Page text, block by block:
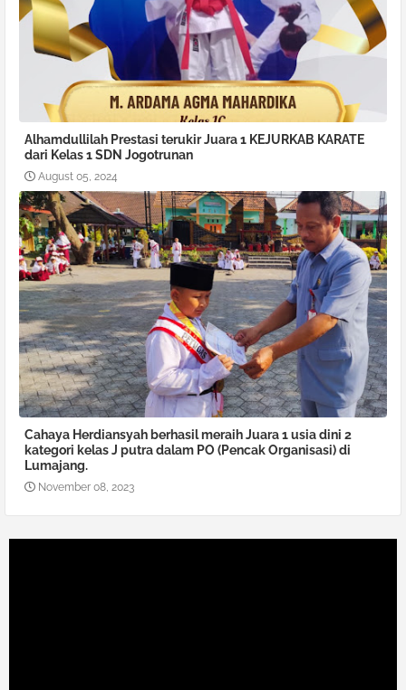
Alhamdullilah Prestasi terukir Juara 1 KEJURKAB KARATE
dari Kelas 1 SDN Jogotrunan
August 05, 2024
Cahaya Herdiansyah berhasil meraih Juara 1 usia dini 2
kategori kelas J putra dalam PO (Pencak Organisasi) di
Lumajang.
November 08, 2023